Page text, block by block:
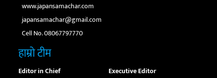
www.japansamachar.com
japansamachar@gmail.com
Cell No. 08067797770
हाम्रो टीम
Editor in Chief
Executive Editor